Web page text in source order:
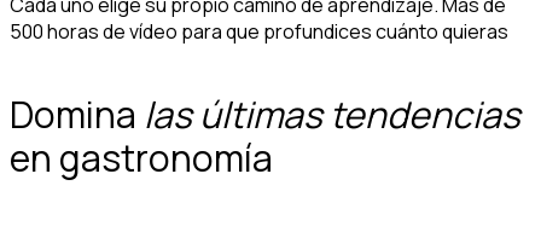
500 horas de vídeo para que profundices cuánto quieras
Domina las últimas tendencias
en gastronomía